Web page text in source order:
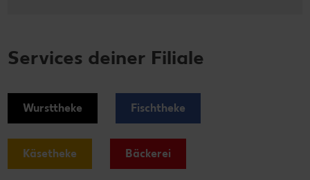
Services deiner Filiale
Wursttheke Fischtheke
Käsetheke Bäckerei